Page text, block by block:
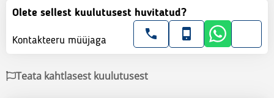
Olete sellest kuulutusest huvitatud?
Kontakteeru müüjaga
Teata kahtlasest kuulutusest